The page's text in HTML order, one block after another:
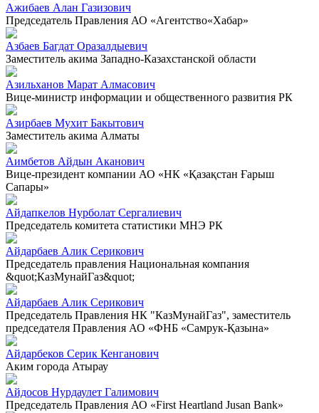
Ажибаев Алан Газизович
Председатель Правления АО «Агентство«Хабар»
Азбаев Багдат Оразалдыевич
Заместитель акима Западно-Казахстанской области
Азильханов Марат Алмасович
Вице-министр информации и общественного развития РК
Азирбаев Мухит Бакытович
Заместитель акима Алматы
Аимбетов Айдын Аканович
Вице-президент компании АО «НК «Қазақстан Ғарыш
Сапары»
Айдапкелов Нурболат Сергалиевич
Председатель комитета статистики МНЭ РК
Айдарбаев Алик Серикович
Председатель правления Национальная компания
&quot;КазМунайГаз&quot;
Айдарбаев Алик Серикович
Председатель Правления НК "КазМунайГаз", заместитель
председателя Правления АО «ФНБ «Самрук-Қазына»
Айдарбеков Серик Кенганович
Аким города Атырау
Айдосов Нурдаулет Галимович
Председатель Правления АО «First Heartland Jusan Bank»